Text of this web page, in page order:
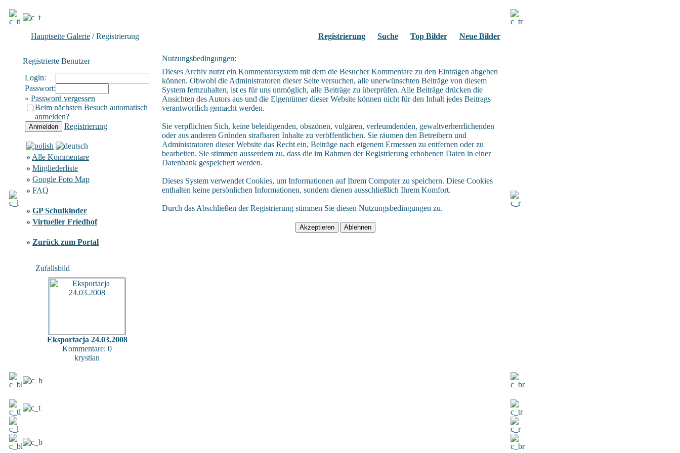
Hauptseite Galerie / Registrierung Registrierung Suche Top Bilder Neue Bilder
Registrierte Benutzer
Login:
Passwort:
» Password vergessen
Beim nächsten Besuch automatisch
anmelden?
Registrierung
» Alle Kommentare
» Mitgliederliste
» Google Foto Map
» FAQ
» GP Schulkinder
» Virtueller Friedhof
» Zurück zum Portal
Zufallsbild
Eksportacja 24.03.2008
Kommentare: 0
krystian
Nutzungsbedingungen:
Dieses Archiv nutzt ein Kommentarsystem mit dem die Besucher Kommentare zu den Einträgen abgeben
können. Obwohl die Administratoren dieser Seite versuchen, alle unerwünschten Beiträge von diesem
System fernzuhalten, ist es für uns unmöglich, alle Beiträge zu überprüfen. Alle Beiträge drücken die
Ansichten des Autors aus und die Eigentümer dieser Website können nicht für den Inhalt jedes Beitrags
verantwortlich gemacht werden.
Sie verpflichten Sich, keine beleidigenden, obszönen, vulgären, verleumdenden, gewaltverherrlichenden
oder aus anderen Gründen strafbaren Inhalte zu veröffentlichen. Sie räumen den Betreibern und
Administratoren dieser Website das Recht ein, Beiträge nach eigenem Ermessen zu entfernen oder zu
bearbeiten. Sie stimmen ausserdem zu, dass die im Rahmen der Registrierung erhobenen Daten in einer
Datenbank gespeichert werden.
Dieses System verwendet Cookies, um Informationen auf Ihrem Computer zu speichern. Diese Cookies
enthalten keine persönlichen Informationen, sondern dienen ausschließlich Ihrem Komfort.
Durch das Abschließen der Registrierung stimmen Sie diesen Nutzungsbedingungen zu.